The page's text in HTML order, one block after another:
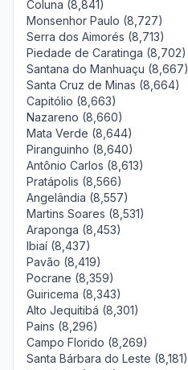
Coluna (8,841)
Monsenhor Paulo (8,727)
Serra dos Aimorés (8,713)
Piedade de Caratinga (8,702)
Santana do Manhuaçu (8,667)
Santa Cruz de Minas (8,664)
Capitólio (8,663)
Nazareno (8,660)
Mata Verde (8,644)
Piranguinho (8,640)
Antônio Carlos (8,613)
Pratápolis (8,566)
Angelândia (8,557)
Martins Soares (8,531)
Araponga (8,453)
Ibiaí (8,437)
Pavão (8,419)
Pocrane (8,359)
Guiricema (8,343)
Alto Jequitibá (8,301)
Pains (8,296)
Campo Florido (8,269)
Santa Bárbara do Leste (8,181)